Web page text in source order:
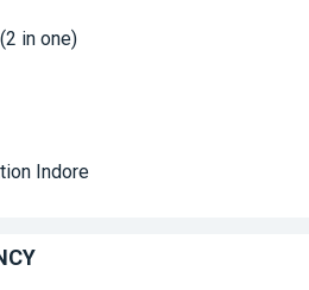
in one)
Indore